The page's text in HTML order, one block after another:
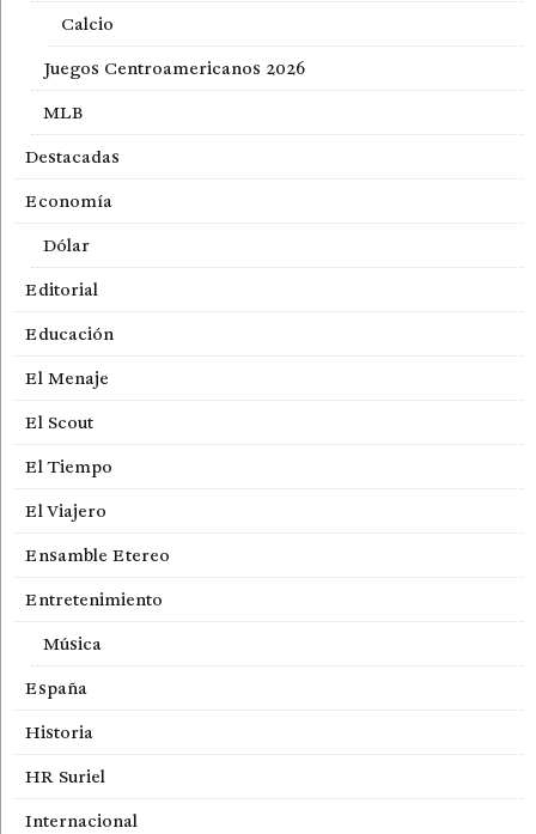
Calcio
Juegos Centroamericanos 2026
MLB
Destacadas
Economía
Dólar
Editorial
Educación
El Menaje
El Scout
El Tiempo
El Viajero
Ensamble Etereo
Entretenimiento
Música
España
Historia
HR Suriel
Internacional